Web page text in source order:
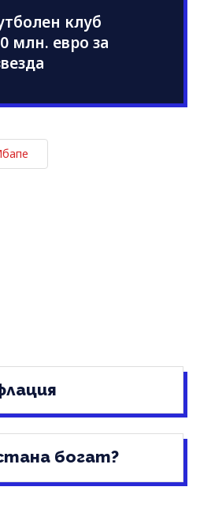
клуб
млн. евро за
богат?